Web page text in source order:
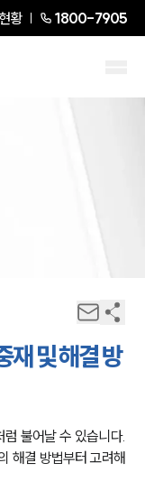
황 1800-7905
재 및 해결 방
불어날 수 있습니다.
해결 방법부터 고려해